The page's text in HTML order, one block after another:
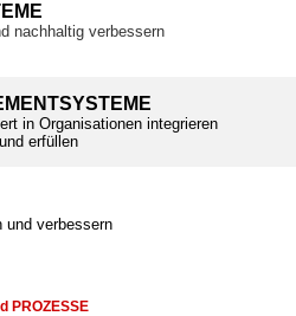
nachhaltig verbessern
in Organisationen integrieren
erfüllen
und verbessern
PROZESSE